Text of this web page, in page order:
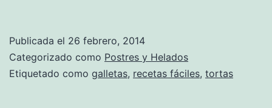
Publicada el 26 febrero, 2014
Categorizado como Postres y Helados
Etiquetado como galletas, recetas fáciles, tortas